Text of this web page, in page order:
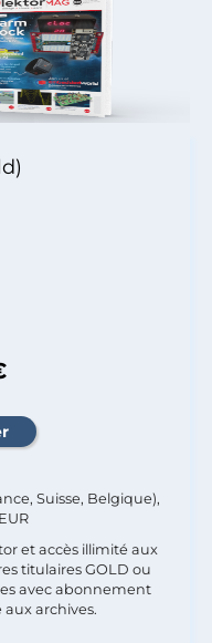
Suisse, Belgique),
et accès illimité aux
titulaires GOLD ou
avec abonnement
archives.